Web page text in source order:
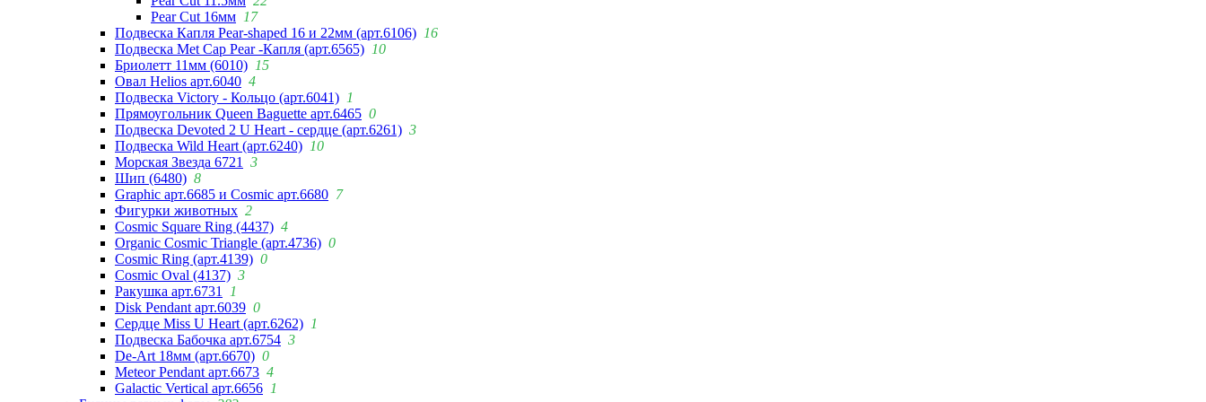
Pear Cut 16мм 17
Подвеска Капля Pear-shaped 16 и 22мм (арт.6106) 16
Подвеска Met Cap Pear -Капля (арт.6565) 10
Бриолетт 11мм (6010) 15
Овал Helios арт.6040 4
Подвеска Victory - Кольцо (арт.6041) 1
Прямоугольник Queen Baguette арт.6465 0
Подвеска Devoted 2 U Heart - сердце (арт.6261) 3
Подвеска Wild Heart (арт.6240) 10
Морская Звезда 6721
3
Шип (6480) 8
Graphic арт.6685 и Cosmic арт.6680 7
Фигурки животных 2
Cosmic Square Ring (4437) 4
Organic Cosmic Triangle (арт.4736) 0
Cosmic Ring (арт.4139) 0
Cosmic Oval (4137) 3
Ракушка арт.6731
1
Disk Pendant арт.6039 0
Сердце Miss U Heart (арт.6262) 1
Подвеска Бабочка арт.6754 3
De-Art 18мм (арт.6670) 0
Meteor Pendant арт.6673 4
Galactic Vertical арт.6656 1